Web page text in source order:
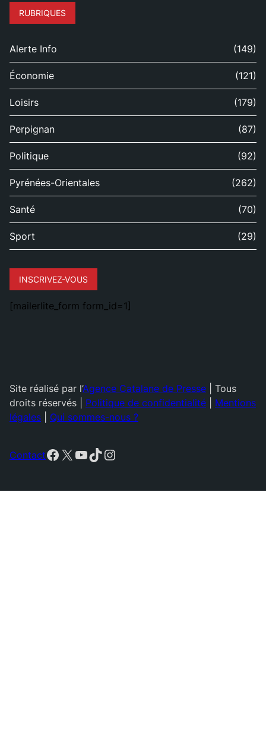
RUBRIQUES
Alerte Info (149)
Économie (121)
Loisirs (179)
Perpignan (87)
Politique (92)
Pyrénées-Orientales (262)
Santé (70)
Sport (29)
INSCRIVEZ-VOUS
[mailerlite_form form_id=1]
Site réalisé par l’Agence Catalane de Presse | Tous
droits réservés | Politique de confidentialité
Mentions
légales
Qui sommes-nous ?
ContactFacebook
X YouTube
TikTok
Instagram